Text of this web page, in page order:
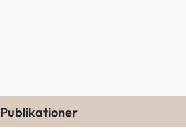
Publikationer